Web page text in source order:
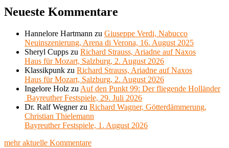
Neueste Kommentare
Hannelore Hartmann zu Giuseppe Verdi, Nabucco
Neuinszenierung, Arena di Verona, 16. August 2025
Sheryl Cupps zu Richard Strauss, Ariadne auf Naxos
Haus für Mozart, Salzburg, 2. August 2026
Klassikpunk zu Richard Strauss, Ariadne auf Naxos
Haus für Mozart, Salzburg, 2. August 2026
Ingelore Holz zu Auf den Punkt 99: Der fliegende Holländer
Bayreuther Festspiele, 29. Juli 2026
Dr. Ralf Wegnerzu Richard Wagner, Götterdämmerung,
Christian Thielemann
Bayreuther Festspiele, 1. August 2026
mehr aktuelle Kommentare